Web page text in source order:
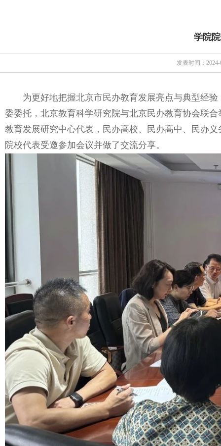
学院
发表时间：2024-
为更好地把握北京市民办教育发展亮点与典型经
委委托，北京教育科学研究院与北京民办教育协会联
教育发展研究中心代表，民办高校、民办高中、民办
院校代表受邀参加会议并做了交流分享。